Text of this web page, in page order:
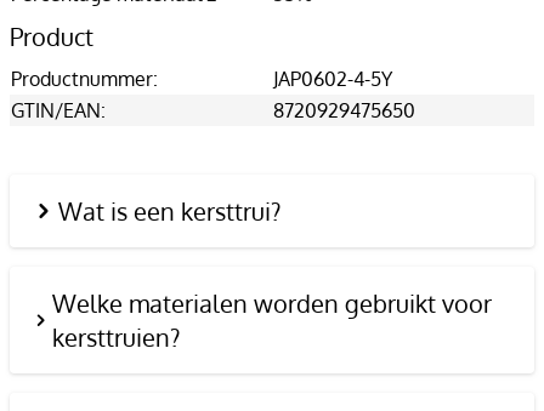
Product
Productnummer:
JAP0602-4-5Y
GTIN/EAN:
8720929475650
Wat is een kersttrui?
Welke materialen worden gebruikt voor
kersttruien?